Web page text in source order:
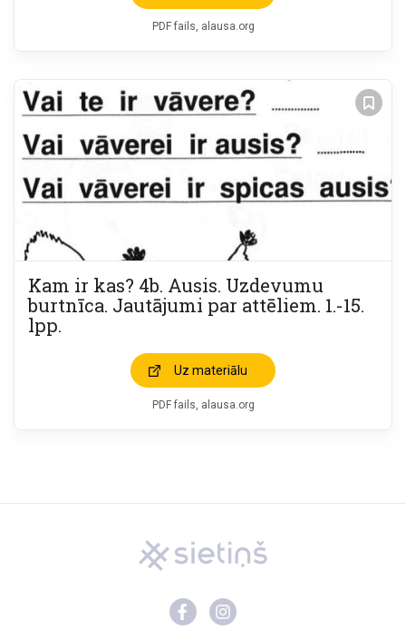
PDF fails, alausa.org
Kam ir kas? 4b. Ausis. Uzdevumu
burtnīca. Jautājumi par attēliem. 1.-15.
lpp.
Uz materiālu
PDF fails, alausa.org